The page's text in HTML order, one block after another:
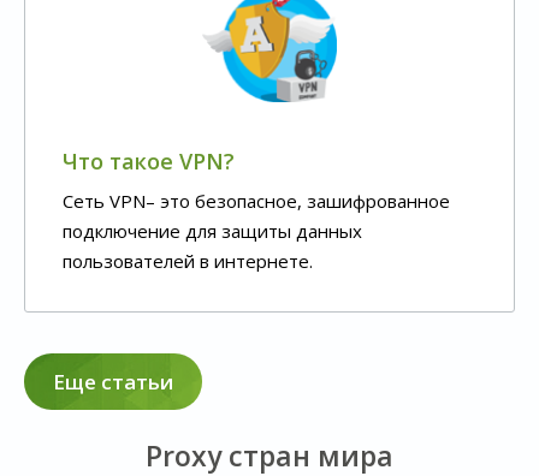
Что такое VPN?
Сеть VPN– это безопасное, зашифрованное
подключение для защиты данных
пользователей в интернете.
Еще статьи
Proxy стран мира